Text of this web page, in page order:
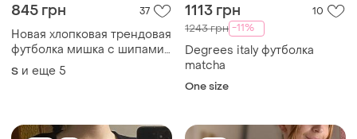
845 грн 37
Новая хлопковая трендовая
футболка мишка с шипами
оверсайз s-3xl 44-54
S и еще 5
1113 грн 10
1243 грн -11%
Degrees italy футболка
matcha
One size